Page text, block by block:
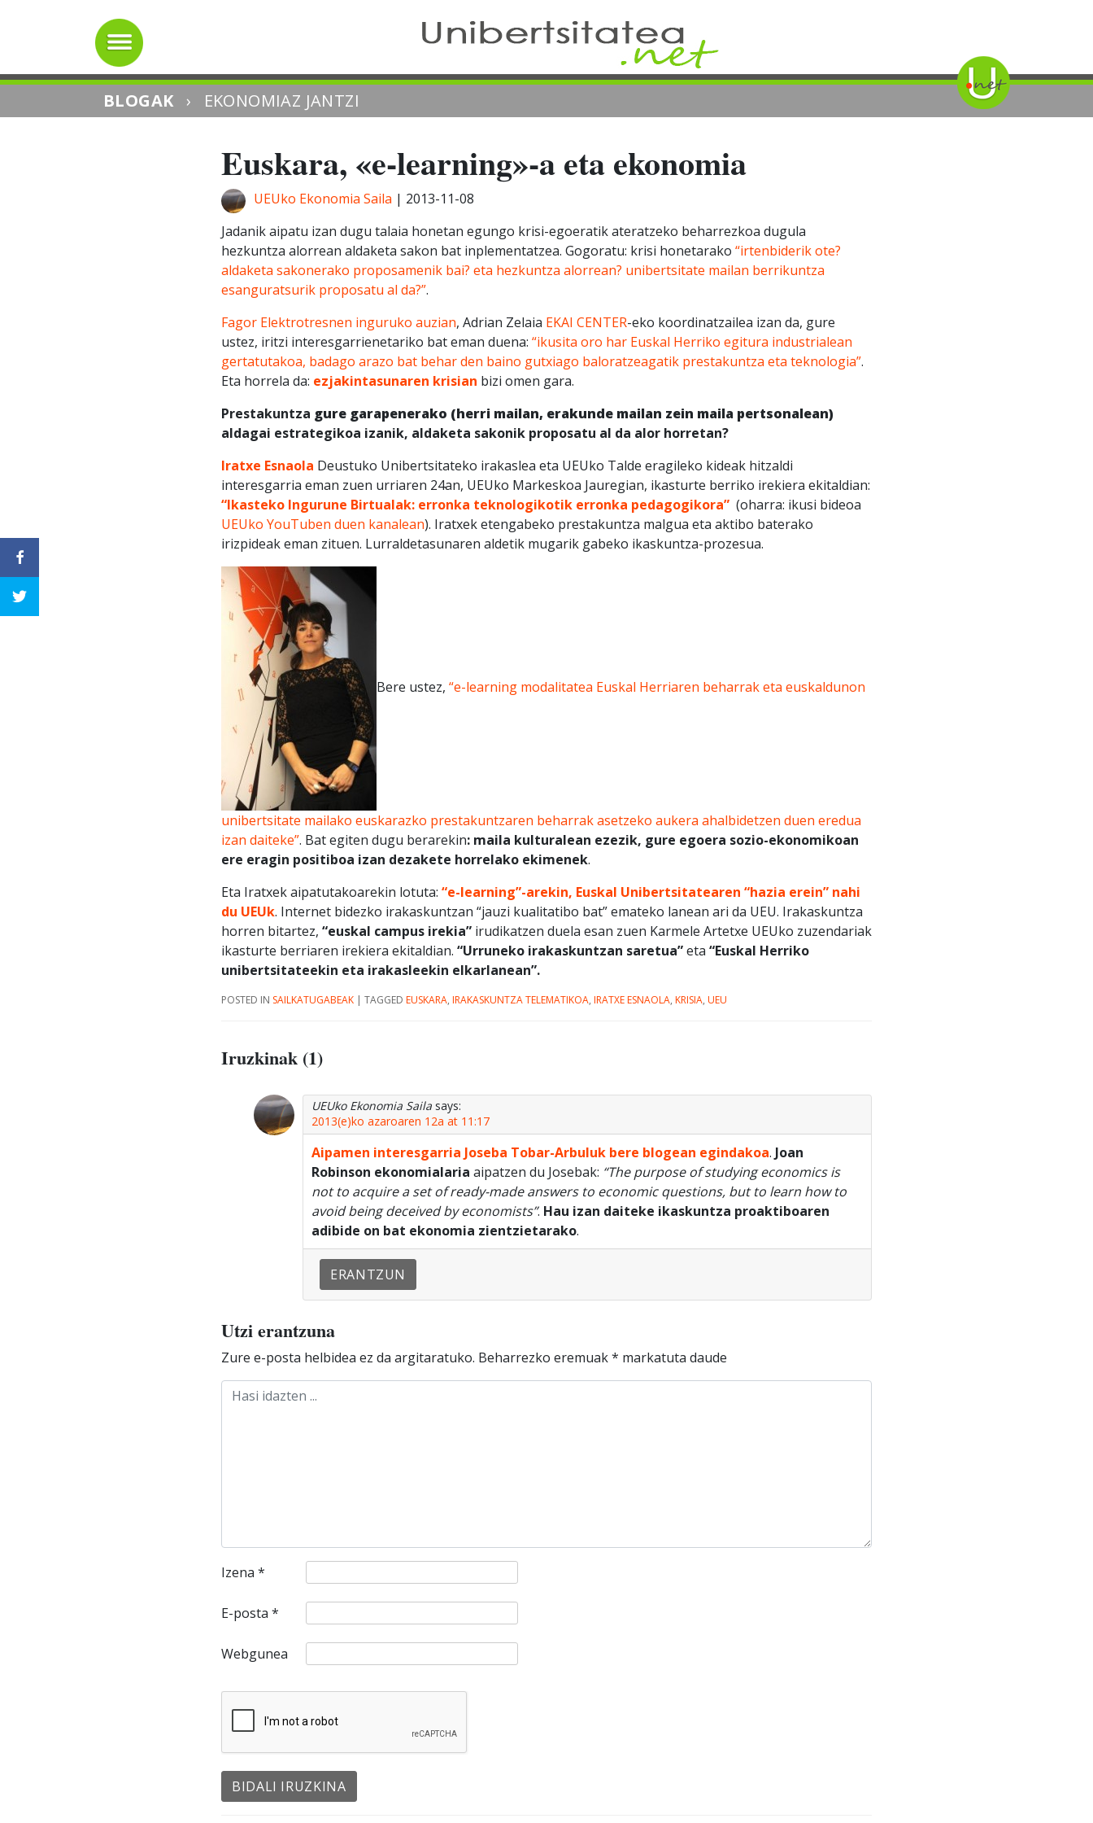
BLOGAK › EKONOMIAZ JANTZI
Euskara, «e-learning»-a eta ekonomia
UEUko Ekonomia Saila | 2013-11-08
Jadanik aipatu izan dugu talaia honetan egungo krisi-egoeratik ateratzeko beharrezkoa dugula
hezkuntza alorrean aldaketa sakon bat inplementatzea. Gogoratu: krisi honetarako “irtenbiderik ote?
aldaketa sakonerako proposamenik bai? eta hezkuntza alorrean? unibertsitate mailan berrikuntza
esanguratsurik proposatu al da?”.
Fagor Elektrotresnen inguruko auzian, Adrian Zelaia EKAI CENTER-eko koordinatzailea izan da, gure
ustez, iritzi interesgarrienetariko bat eman duena: “ikusita oro har Euskal Herriko egitura industrialean
gertatutakoa, badago arazo bat behar den baino gutxiago baloratzeagatik prestakuntza eta teknologia”.
Eta horrela da: ezjakintasunaren krisian bizi omen gara.
Prestakuntza gure garapenerako (herri mailan, erakunde mailan zein maila pertsonalean)
aldagai estrategikoa izanik, aldaketa sakonik proposatu al da alor horretan?
Iratxe Esnaola Deustuko Unibertsitateko irakaslea eta UEUko Talde eragileko kideak hitzaldi
interesgarria eman zuen urriaren 24an, UEUko Markeskoa Jauregian, ikasturte berriko irekiera ekitaldian:
“Ikasteko Ingurune Birtualak: erronka teknologikotik erronka pedagogikora” (oharra: ikusi bideoa
UEUko YouTuben duen kanalean). Iratxek etengabeko prestakuntza malgua eta aktibo baterako
irizpideak eman zituen. Lurraldetasunaren aldetik mugarik gabeko ikaskuntza-prozesua.
Bere ustez, “e-learning modalitatea Euskal Herriaren beharrak eta euskaldunon
unibertsitate mailako euskarazko prestakuntzaren beharrak asetzeko aukera ahalbidetzen duen eredua
izan daiteke”. Bat egiten dugu berarekin: maila kulturalean ezezik, gure egoera sozio-ekonomikoan
ere eragin positiboa izan dezakete horrelako ekimenek.
Eta Iratxek aipatutakoarekin lotuta: “e-learning”-arekin, Euskal Unibertsitatearen “hazia erein” nahi
du UEUk. Internet bidezko irakaskuntzan “jauzi kualitatibo bat” emateko lanean ari da UEU. Irakaskuntza
horren bitartez, “euskal campus irekia” irudikatzen duela esan zuen Karmele Artetxe UEUko zuzendariak
ikasturte berriaren irekiera ekitaldian. “Urruneko irakaskuntzan saretua”eta “Euskal Herriko
unibertsitateekin eta irakasleekin elkarlanean”.
POSTED IN SAILKATUGABEAK | TAGGED EUSKARA, IRAKASKUNTZA TELEMATIKOA, IRATXE ESNAOLA, KRISIA, UEU
Iruzkinak (1)
UEUko Ekonomia Saila says:
2013(e)ko azaroaren 12a at 11:17
Aipamen interesgarria Joseba Tobar-Arbuluk bere blogean egindakoa. Joan
Robinson ekonomialaria aipatzen du Josebak: “The purpose of studying economics is
not to acquire a set of ready-made answers to economic questions, but to learn how to
avoid being deceived by economists”. Hau izan daiteke ikaskuntza proaktiboaren
adibide on bat ekonomia zientzietarako.
ERANTZUN
Utzi erantzuna
Zure e-posta helbidea ez da argitaratuko. Beharrezko eremuak* markatuta daude
Izena *
E-posta *
Webgunea